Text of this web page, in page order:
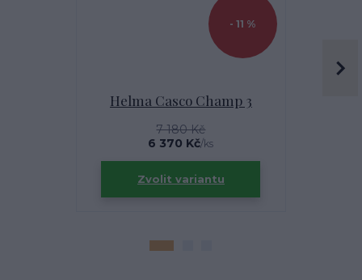
- 11 %
Helma Casco Champ 3
7 180 Kč
6 370 Kč/ks
Zvolit variantu